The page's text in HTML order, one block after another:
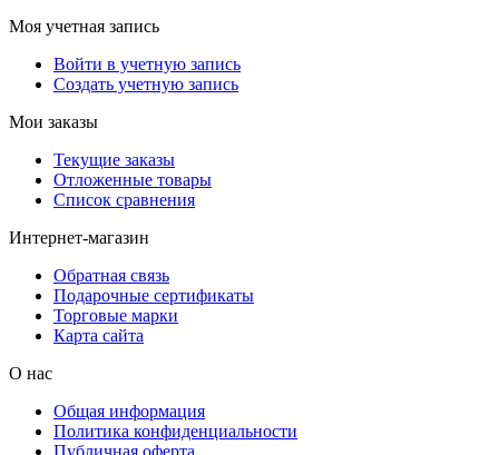
Моя учетная запись
Войти в учетную запись
Создать учетную запись
Мои заказы
Текущие заказы
Отложенные товары
Список сравнения
Интернет-магазин
Обратная связь
Подарочные сертификаты
Торговые марки
Карта сайта
О нас
Общая информация
Политика конфиденциальности
Публичная оферта